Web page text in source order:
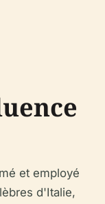
et employé
d'Italie,